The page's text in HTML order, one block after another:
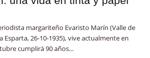
margariteño Evaristo Marín (Valle de
Esparta, 26-10-1935), vive actualmente en
cumplirá 90 años...